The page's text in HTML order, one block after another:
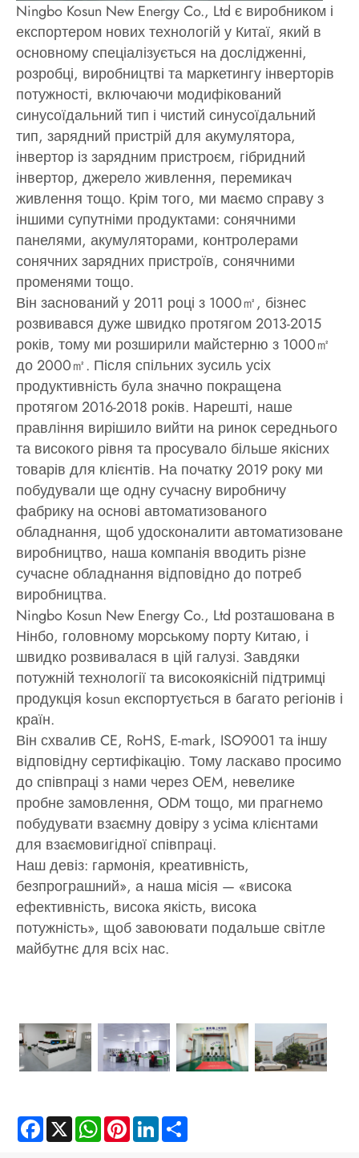
Ningbo Kosun New Energy Co., Ltd є виробником і
експортером нових технологій у Китаї, який в
основному спеціалізується на дослідженні,
розробці, виробництві та маркетингу інверторів
потужності, включаючи модифікований
синусоїдальний тип і чистий синусоїдальний
тип, зарядний пристрій для акумулятора,
інвертор із зарядним пристроєм, гібридний
інвертор, джерело живлення, перемикач
живлення тощо. Крім того, ми маємо справу з
іншими супутніми продуктами: сонячними
панелями, акумуляторами, контролерами
сонячних зарядних пристроїв, сонячними
променями тощо.
Він заснований у 2011 році з 1000㎡, бізнес
розвивався дуже швидко протягом 2013-2015
років, тому ми розширили майстерню з 1000㎡
до 2000㎡. Після спільних зусиль усіх
продуктивність була значно покращена
протягом 2016-2018 років. Нарешті, наше
правління вирішило вийти на ринок середнього
та високого рівня та просувало більше якісних
товарів для клієнтів. На початку 2019 року ми
побудували ще одну сучасну виробничу
фабрику на основі автоматизованого
обладнання, щоб удосконалити автоматизоване
виробництво, наша компанія вводить різне
сучасне обладнання відповідно до потреб
виробництва.
Ningbo Kosun New Energy Co., Ltd розташована в
Нінбо, головному морському порту Китаю, і
швидко розвивалася в цій галузі. Завдяки
потужній технології та високоякісній підтримці
продукція kosun експортується в багато регіонів і
країн.
Він схвалив CE, RoHS, E-mark, ISO9001 та іншу
відповідну сертифікацію. Тому ласкаво просимо
до співпраці з нами через OEM, невелике
пробне замовлення, ODM тощо, ми прагнемо
побудувати взаємну довіру з усіма клієнтами
для взаємовигідної співпраці.
Наш девіз: гармонія, креативність,
безпрограшний», а наша місія — «висока
ефективність, висока якість, висока
потужність», щоб завоювати подальше світле
майбутнє для всіх нас.
Facebook
X WhatsApp
PinterestLinkedIn